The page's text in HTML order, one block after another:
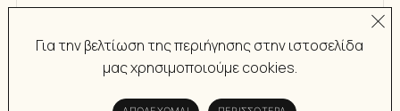
ΕΓΓΡΑΦΗ
Έχω διαβάσει και αποδέχομαι τηνΠολιτική
Για την βελτίωση της περιήγησης στην ιστοσελίδα
μας χρησιμοποιούμε cookies.